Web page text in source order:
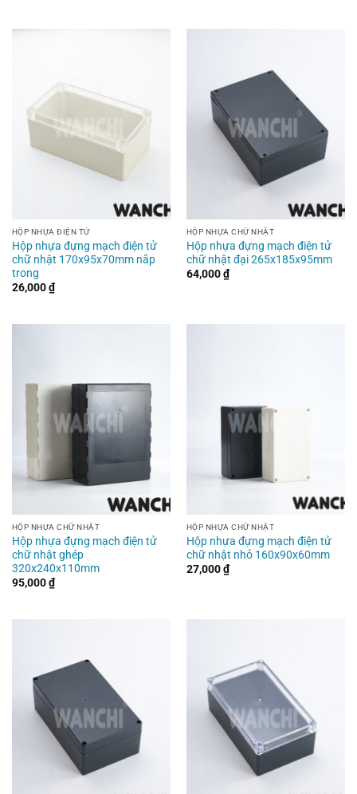
HỘP NHỰA ĐIỆN TỬ
Hộp nhựa đựng mạch điện tử
chữ nhật 170x95x70mm nắp
trong
26,000₫
HỘP NHỰA CHỮ NHẬT
Hộp nhựa đựng mạch điện tử
chữ nhật đại 265x185x95mm
64,000₫
HỘP NHỰA CHỮ NHẬT
Hộp nhựa đựng mạch điện tử
chữ nhật ghép
320x240x110mm
95,000₫
HỘP NHỰA CHỮ NHẬT
Hộp nhựa đựng mạch điện tử
chữ nhật nhỏ 160x90x60mm
27,000₫